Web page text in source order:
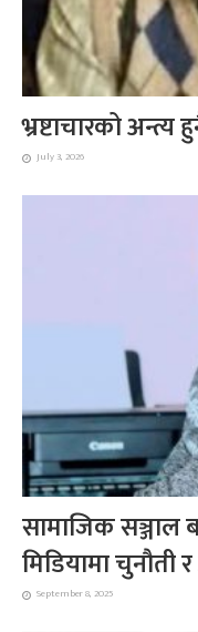
भ्रष्टाचारको अन्त्य
July 3, 2026
सामाजिक सञ्जाल
मिडियामा चुनौती
September 8, 2025